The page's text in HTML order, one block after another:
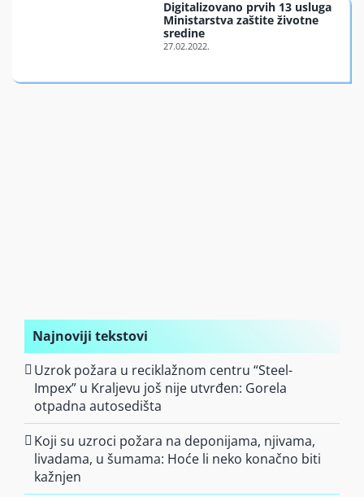
O nama
Digitalizovano prvih 13 usluga
Ministarstva zaštite životne
sredine
Najnoviji tekstovi
Uzrok požara u reciklažnom centru “Steel-
Impex” u Kraljevu još nije utvrđen: Gorela
otpadna autosedišta
Koji su uzroci požara na deponijama, njivama,
livadama, u šumama: Hoće li neko konačno biti
kažnjen